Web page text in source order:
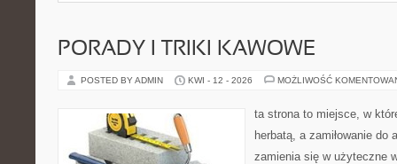
PORADY I TRIKI KAWOWE
POSTED BY ADMIN KWI - 12 - 2026 MOŻLIWOŚĆ
ta strona to miejsce, w
herbatą, a zamiłowanie do
zamienia się w użyteczne